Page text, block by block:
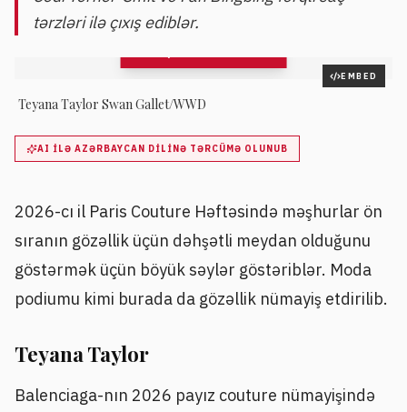
tərzləri ilə çıxış ediblər.
EMBED
Teyana Taylor Swan Gallet/WWD
AI ILƏ AZƏRBAYCAN DILINƏ TƏRCÜMƏ OLUNUB
2026-cı il Paris Couture Həftəsində məşhurlar ön
sıranın gözəllik üçün dəhşətli meydan olduğunu
göstərmək üçün böyük səylər göstəriblər. Moda
podiumu kimi burada da gözəllik nümayiş etdirilib.
Teyana Taylor
Balenciaga-nın 2026 payız couture nümayişində